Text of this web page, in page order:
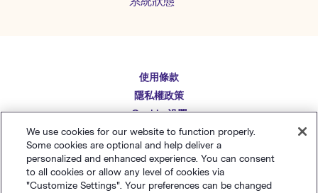
使用條款
隱私權政策
Cookie 设置
網站地圖
繁體中文
English
Español
Deutsch
简体中文
日本語
We use cookies for our website to function properly.
Some cookies are optional and help deliver a
personalized and enhanced experience. You can consent
to all cookies or allow any level of cookies via
"Customize Settings". Your preferences can be changed